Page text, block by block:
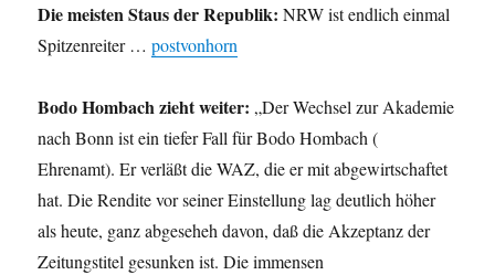
Die meisten Staus der Republik: NRW ist endlich einmal
Spitzenreiter …postvonhorn
Bodo Hombach zieht weiter: „Der Wechsel zur Akademie
nach Bonn ist ein tiefer Fall für Bodo Hombach (
Ehrenamt). Er verläßt die WAZ, die er mit abgewirtschaftet
hat. Die Rendite vor seiner Einstellung lag deutlich höher
als heute, ganz abgeseheh davon, daß die Akzeptanz der
Zeitungstitel gesunken ist. Die immensen